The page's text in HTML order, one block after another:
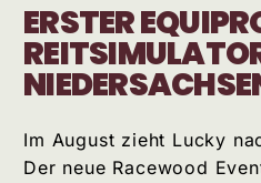
ERSTER
Im August zieht Lucky
Der neue Racewood